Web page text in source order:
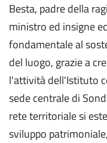
Besta, padre della
ministro ed insigne
fondamentale al
del luogo, grazie a
l'attività dell'Istituto
sede centrale di
rete territoriale si
sviluppo